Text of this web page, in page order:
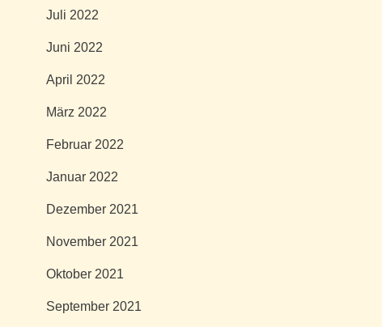
Juli 2022
Juni 2022
April 2022
März 2022
Februar 2022
Januar 2022
Dezember 2021
November 2021
Oktober 2021
September 2021